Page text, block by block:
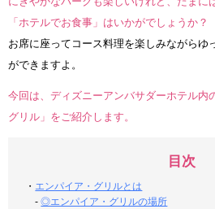
「ホテルでお食事」はいかがでしょうか？
お席に座ってコース料理を楽しみながらゆ
ができますよ。
今回は、ディズニーアンバサダーホテル内
グリル」をご紹介します。
目次
・ エンパイア・グリルとは
-◎エンパイア・グリルの場所